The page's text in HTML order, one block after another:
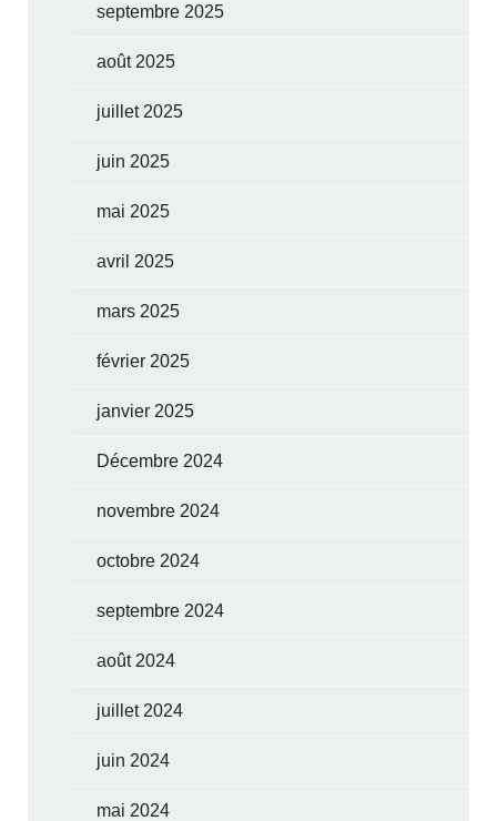
septembre 2025
août 2025
juillet 2025
juin 2025
mai 2025
avril 2025
mars 2025
février 2025
janvier 2025
Décembre 2024
novembre 2024
octobre 2024
septembre 2024
août 2024
juillet 2024
juin 2024
mai 2024